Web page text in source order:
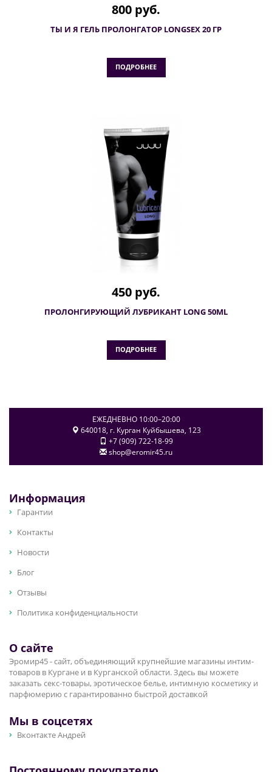
800 руб.
ТЫ И Я ГЕЛЬ ПРОЛОНГАТОР LONGSEX 20 ГР
ПОДРОБНЕЕ
450 руб.
ПРОЛОНГИРУЮЩИЙ ЛУБРИКАНТ LONG 50ML
ПОДРОБНЕЕ
ЕЖЕДНЕВНО 10:00–20:00
640018, г. Курган Куйбышева, 123
+7 (909) 722-18-99
shop@eromir45.ru
Информация
Гарантии
Контакты
Новости
Блог
Отзывы
Политика конфиденциальности
О сайте
Эромир45 - сайт, объединяющий крупнейшие магазины интим-
товаров в Кургане и в Курганской области. Здесь вы можете
заказать секс-товары, эротическое белье, интимную косметику и
парфюмерию с гарантированно быстрой доставкой
Мы в соцсетях
Вконтакте Андрей